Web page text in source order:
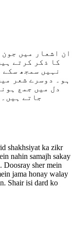
ان اشعار میں
کا ذکر کرتے
نہیں سمجھ سکے
ہو۔ دوسرے شعر
دل میں جمع
جاتے
shakhsiyat ka zikr
nahin samajh sakay
Doosray sher mein
jama honay walay
Shair isi dard ko